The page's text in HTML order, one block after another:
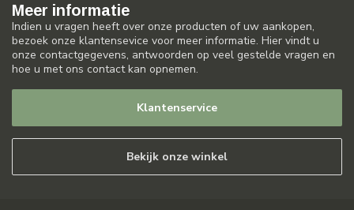
Meer informatie
Indien u vragen heeft over onze producten of uw aankopen,
bezoek onze klantensevice voor meer informatie. Hier vindt u
onze contactgegevens, antwoorden op veel gestelde vragen en
hoe u met ons contact kan opnemen.
Klantenservice
Bekijk onze winkel